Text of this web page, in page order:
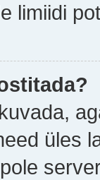
limiidi
üles